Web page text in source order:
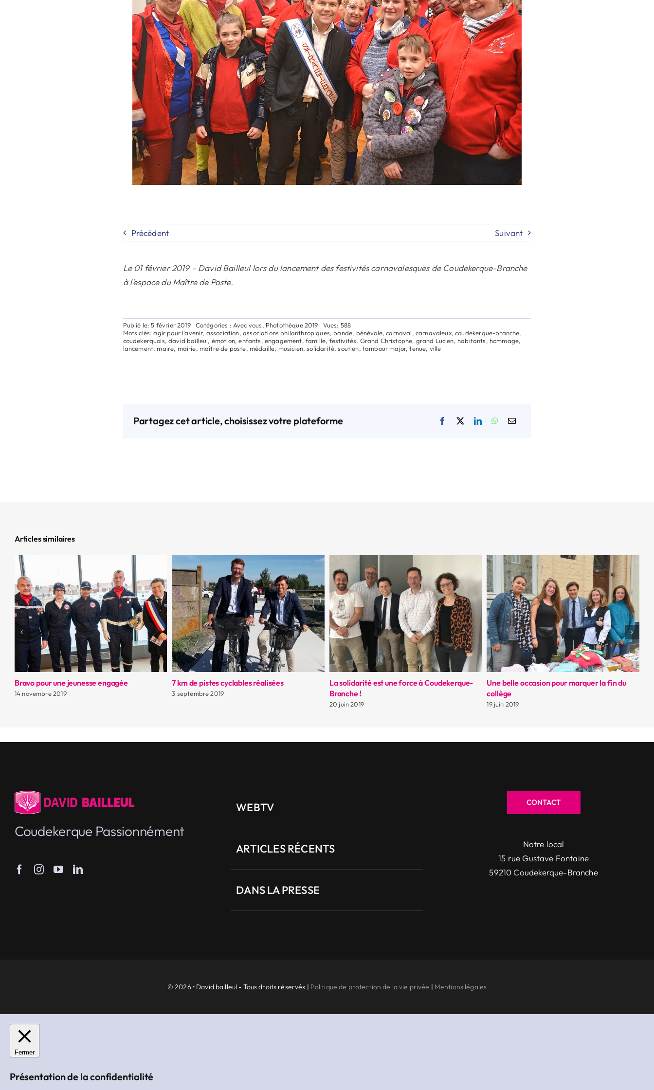
Précédent Suivant
Le 01 février 2019 – David Bailleul lors du lancement des festivités carnavalesques de Coudekerque-Branche
à l’espace du Maître de Poste.
Publié le: 5 février 2019 Catégories : Avec vous, Photothèque 2019
Vues: 588
Mots clés:agir pour l'avenir, association,associations philanthropiques, bande, bénévole,carnaval, carnavaleux,coudekerque-branche,
coudekerquois,david bailleul, émotion,enfants, engagement, famille, festivités, Grand Christophe, grand Lucien, habitants, hommage,
lancement, maire, mairie, maître de poste, médaille, musicien,solidarité,soutien, tambour major,tenue, ville
Partagez cet article, choisissez votre plateforme
Articles similaires
Bravo pour une jeunesse engagée
14 novembre 2019
7 km de pistes cyclables réalisées
3 septembre 2019
La solidarité est une force à Coudekerque-
Branche !
20 juin 2019
Une belle occasion pour marquer la fin du
collège
19 juin 2019
Coudekerque Passionnément
WEBTV
ARTICLES RÉCENTS
DANS LA PRESSE
CONTACT
Notre local
15 rue Gustave Fontaine
59210 Coudekerque-Branche
© 2026 • David bailleul - Tous droits réservés | Politique de protection de la vie privée | Mentions légales
Fermer
Présentation de la confidentialité